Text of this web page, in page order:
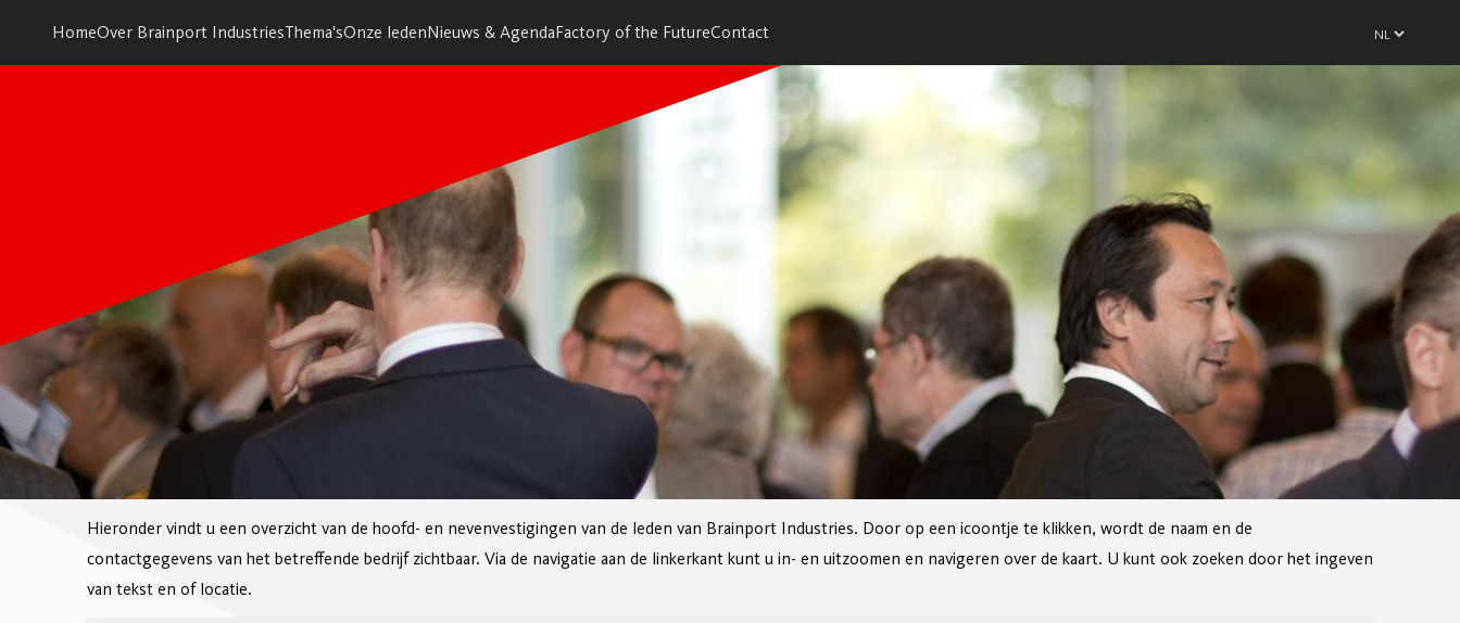
HomeOver Brainport IndustriesThema'sOnze ledenNieuws & AgendaFactory of the FutureContact
Hieronder vindt u een overzicht van de hoofd- en nevenvestigingen van de leden van Brainport Industries. Door op een icoontje te klikken, wordt de naam en de
contactgegevens van het betreffende bedrijf zichtbaar. Via de navigatie aan de linkerkant kunt u in- en uitzoomen en navigeren over de kaart. U kunt ook zoeken door het ingeven
van tekst en of locatie.